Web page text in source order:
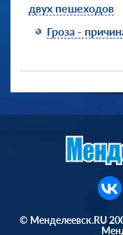
двух пешеходов
Гроза -
© Менделеевск.RU